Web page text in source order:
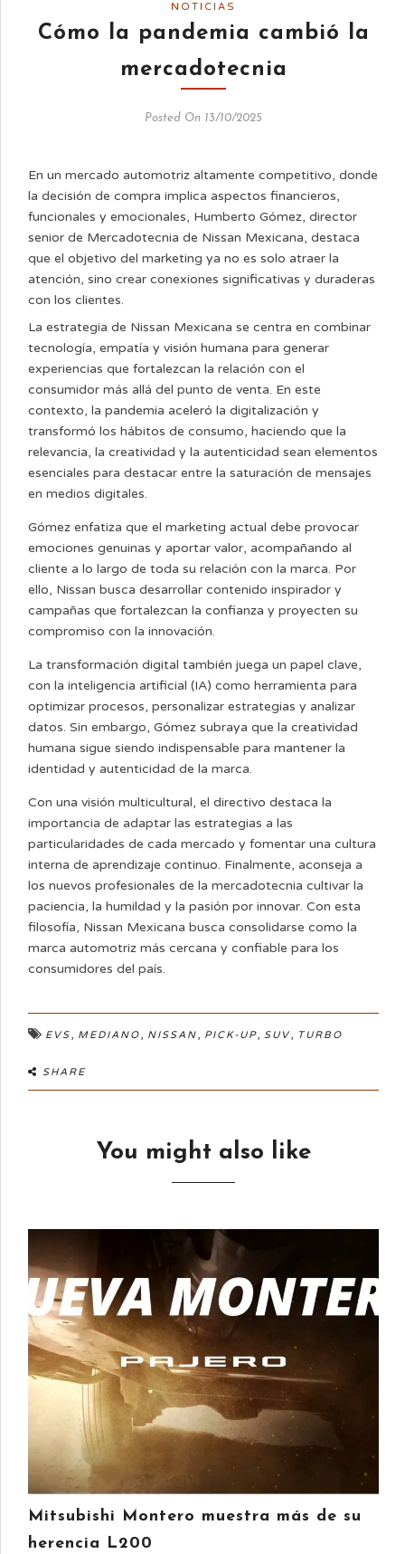
NOTICIAS
Cómo la pandemia cambió la
mercadotecnia
Posted On 13/10/2025
En un mercado automotriz altamente competitivo, donde
la decisión de compra implica aspectos financieros,
funcionales y emocionales, Humberto Gómez, director
senior de Mercadotecnia de Nissan Mexicana, destaca
que el objetivo del marketing ya no es solo atraer la
atención, sino crear conexiones significativas y duraderas
con los clientes.
La estrategia de Nissan Mexicana se centra en combinar
tecnología, empatía y visión humana para generar
experiencias que fortalezcan la relación con el
consumidor más allá del punto de venta. En este
contexto, la pandemia aceleró la digitalización y
transformó los hábitos de consumo, haciendo que la
relevancia, la creatividad y la autenticidad sean elementos
esenciales para destacar entre la saturación de mensajes
en medios digitales.
Gómez enfatiza que el marketing actual debe provocar
emociones genuinas y aportar valor, acompañando al
cliente a lo largo de toda su relación con la marca. Por
ello, Nissan busca desarrollar contenido inspirador y
campañas que fortalezcan la confianza y proyecten su
compromiso con la innovación.
La transformación digital también juega un papel clave,
con la inteligencia artificial (IA) como herramienta para
optimizar procesos, personalizar estrategias y analizar
datos. Sin embargo, Gómez subraya que la creatividad
humana sigue siendo indispensable para mantener la
identidad y autenticidad de la marca.
Con una visión multicultural, el directivo destaca la
importancia de adaptar las estrategias a las
particularidades de cada mercado y fomentar una cultura
interna de aprendizaje continuo. Finalmente, aconseja a
los nuevos profesionales de la mercadotecnia cultivar la
paciencia, la humildad y la pasión por innovar. Con esta
filosofía, Nissan Mexicana busca consolidarse como la
marca automotriz más cercana y confiable para los
consumidores del país.
EVS, MEDIANO, NISSAN, PICK-UP, SUV, TURBO
SHARE
You might also like
Mitsubishi Montero muestra más de su
herencia L200